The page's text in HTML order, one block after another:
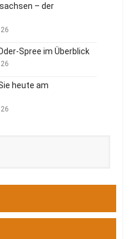
– der
Spree im Überblick
heute am